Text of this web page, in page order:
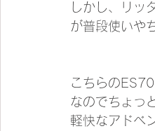
しかし、リッ
が普段使いや
こちらの
なのでちょっ
軽快なアドベ